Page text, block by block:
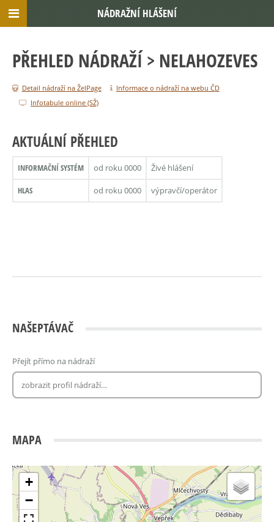
PŘEHLED NÁDRAŽÍ > NELAHOZEVES
Detail nádraží na ŽelPage
Informace o nádraží na webu ČD
Infotabule online (SŽ)
AKTUÁLNÍ PŘEHLED
INFORMAČNÍ SYSTÉM od roku 0000 Živé hlášení
HLAS od roku 0000 výpravčí/operátor
NAŠEPTÁVAČ
Přejít přímo na nádraží
MAPA
+
−
NÁDRAŽNÍ HLÁŠENÍ